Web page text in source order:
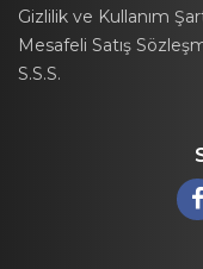
Gizlilik ve Kullanım
Mesafeli Satış
S.S.S.